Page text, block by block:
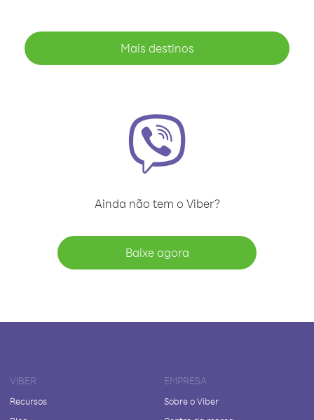
Mais destinos
Ainda não tem o Viber?
Baixe agora
VIBER
Recursos
EMPRESA
Sobre o Viber